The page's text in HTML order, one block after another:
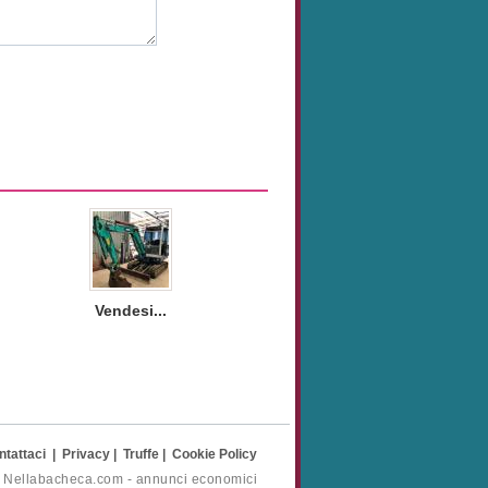
Vendesi...
Privacy Truffe
Cookie Policy
- annunci economici